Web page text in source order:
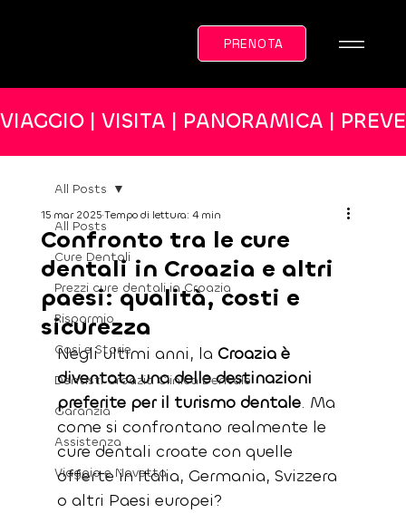
PRENOTA
VIAGGIO | VISITA | PANORAMICA |
All Posts
Cure Dentali
Prezzi cure dentali in Croazia
Risparmio
Casi e Storie
Dentisti Croazia Clinica Dentale
Garanzia
Assistenza
Viaggio e Navetta
All Posts
Confronto tra le cure
dentali in Croazia e altri
paesi: qualità, costi e
sicurezza
15 mar 2025 Tempo di lettura: 4 min
Negli ultimi anni, la Croazia è
diventata una delle destinazioni
preferite per il turismo dentale. Ma
come si confrontano realmente le
cure dentali croate con quelle
offerte in Italia, Germania, Svizzera
o altri Paesi europei?